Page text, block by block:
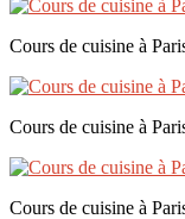
Cours de cuisine à
Cours de cuisine à
Cours de cuisine à